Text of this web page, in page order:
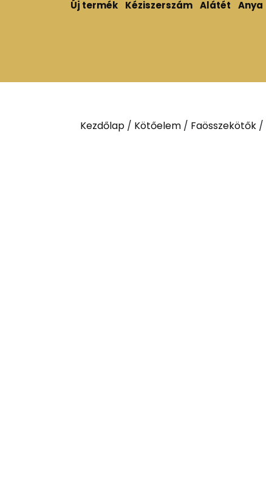
Új termék Kéziszerszám Alátét Anya
Kezdőlap / Kötőelem / Faösszekötők /